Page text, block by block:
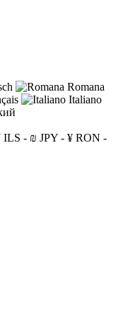
Romana
Italiano
ILS - ₪ JPY - ¥ RON -